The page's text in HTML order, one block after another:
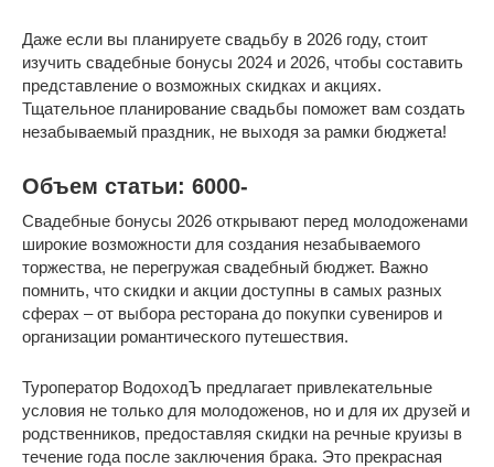
Даже если вы планируете свадьбу в 2026 году, стоит
изучить свадебные бонусы 2024 и 2026, чтобы составить
представление о возможных скидках и акциях.
Тщательное планирование свадьбы поможет вам создать
незабываемый праздник, не выходя за рамки бюджета!
Объем статьи: 6000-
Свадебные бонусы 2026 открывают перед молодоженами
широкие возможности для создания незабываемого
торжества, не перегружая свадебный бюджет. Важно
помнить, что скидки и акции доступны в самых разных
сферах – от выбора ресторана до покупки сувениров и
организации романтического путешествия.
Туроператор ВодоходЪ предлагает привлекательные
условия не только для молодоженов, но и для их друзей и
родственников, предоставляя скидки на речные круизы в
течение года после заключения брака. Это прекрасная